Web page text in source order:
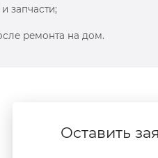
запчасти;
ремонта на дом.
Оставить